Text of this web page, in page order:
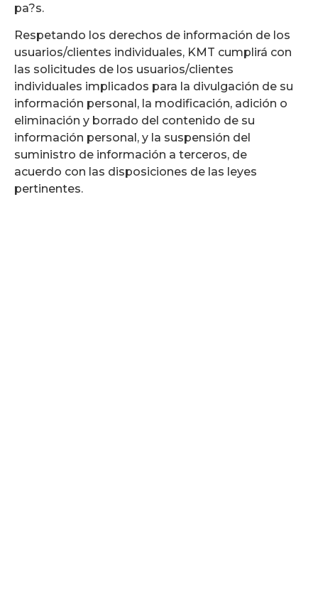
pa?s.
Respetando los derechos de información de los
usuarios/clientes individuales, KMT cumplirá con
las solicitudes de los usuarios/clientes
individuales implicados para la divulgación de su
información personal, la modificación, adición o
eliminación y borrado del contenido de su
información personal, y la suspensión del
suministro de información a terceros, de
acuerdo con las disposiciones de las leyes
pertinentes.